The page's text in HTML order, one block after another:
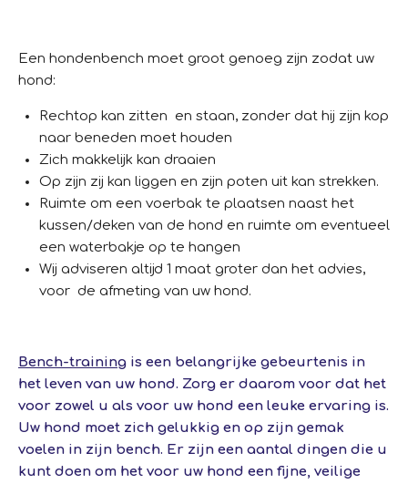
Een hondenbench moet groot genoeg zijn zodat uw
hond:
Rechtop kan zitten en staan, zonder dat hij zijn kop
naar beneden moet houden
Zich makkelijk kan draaien
Op zijn zij kan liggen en zijn poten uit kan strekken.
Ruimte om een voerbak te plaatsen naast het
kussen/deken van de hond en ruimte om eventueel
een waterbakje op te hangen
Wij adviseren altijd 1 maat groter dan het advies,
voor de afmeting van uw hond.
Bench-training is een belangrijke gebeurtenis in
het leven van uw hond. Zorg er daarom voor dat het
voor zowel u als voor uw hond een leuke ervaring is.
Uw hond moet zich gelukkig en op zijn gemak
voelen in zijn bench. Er zijn een aantal dingen die u
kunt doen om het voor uw hond een fijne, veilige